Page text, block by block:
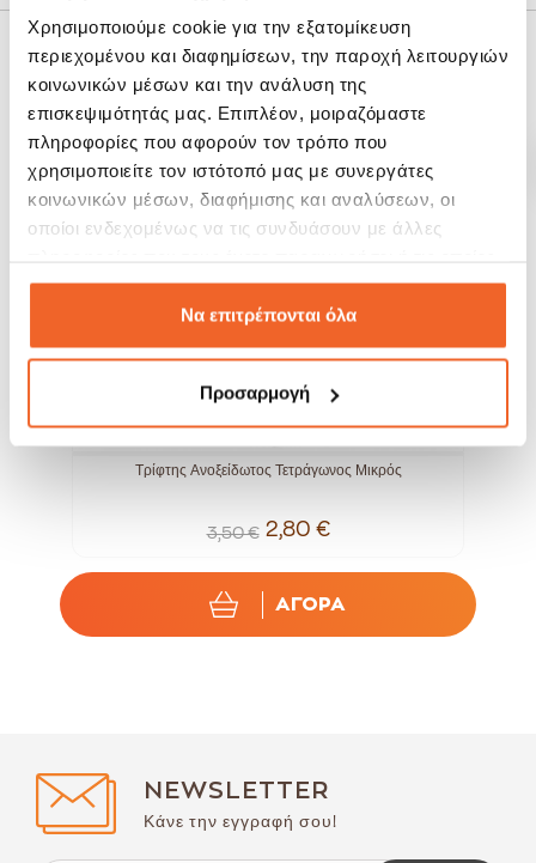
Χρησιμοποιούμε cookie για την εξατομίκευση
περιεχομένου και διαφημίσεων, την παροχή λειτουργιών
κοινωνικών μέσων και την ανάλυση της
επισκεψιμότητάς μας. Επιπλέον, μοιραζόμαστε
πληροφορίες που αφορούν τον τρόπο που
χρησιμοποιείτε τον ιστότοπό μας με συνεργάτες
κοινωνικών μέσων, διαφήμισης και αναλύσεων, οι
οποίοι ενδεχομένως να τις συνδυάσουν με άλλες
έχουν συλλέξει σε σχέση με την από μέρους σας χρήση
των υπηρεσιών τους.Να επιτρέπονται όλα
Προσαρμογή
ΣΧΕΤΙΚΆ ΠΡΟΪΌΝΤΑ
SALE!
Τρίφτης Ανοξείδωτος Τετράγωνος Μικρός
3,50 € 2,80 €
ΑΓΟΡΑ
NEWSLETTER
Κάνε την εγγραφή σου!